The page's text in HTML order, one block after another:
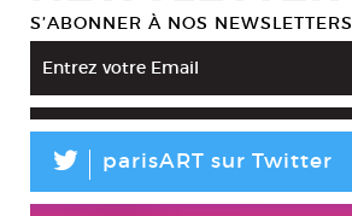
S’ABONNER À NOS NEWSLETTERS
L parisART sur Twitter